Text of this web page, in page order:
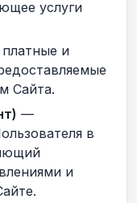
услуги
и
Сайта.
—
в
и